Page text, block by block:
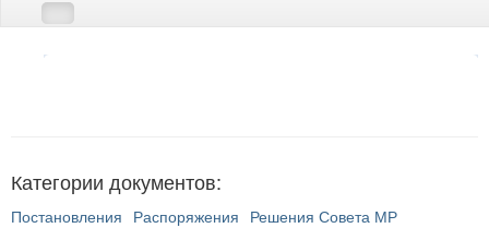
Категории документов:
Постановления Распоряжения Решения Совета МР